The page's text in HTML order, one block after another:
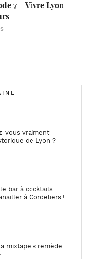
7 – Vivre Lyon
vous vraiment
de Lyon ?
bar à cocktails
à Cordeliers !
mixtape « remède